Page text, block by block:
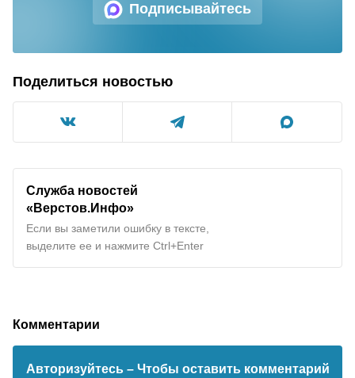
Подписывайтесь
Поделиться новостью
Служба новостей
«Верстов.Инфо»
Если вы заметили ошибку в тексте,
выделите ее и нажмите Ctrl+Enter
Комментарии
Авторизуйтесь – Чтобы оставить комментарий